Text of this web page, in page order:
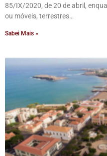
85/IX/2020, de 20 de abril,
ou móveis, terrestres…
Sabei Mais »